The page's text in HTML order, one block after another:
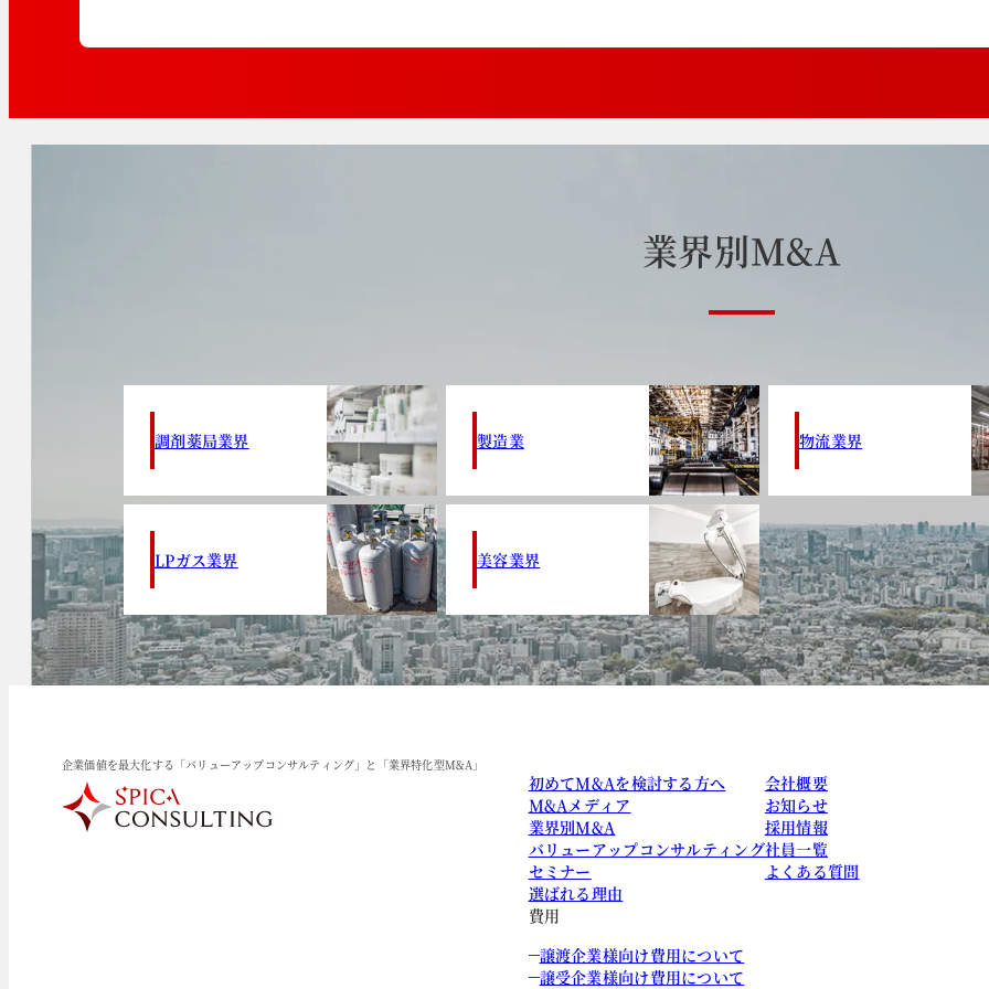
業界別M&A
調剤薬局業界 製造業 物流業界
LPガス業界 美容業界
企業価値を最大化する「バリューアップコンサルティング」と「業界特化型M&A」
初めてM&Aを検討する方へ
M&Aメディア
業界別M&A
バリューアップコンサルティング
セミナー
選ばれる理由
費用
譲渡企業様向け費用について
譲受企業様向け費用について
会社概要
お知らせ
採用情報
社員一覧
よくある質問